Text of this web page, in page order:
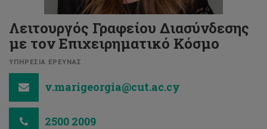
Λειτουργός Γραφείου Διασύνδεσης
με τον Επιχειρηματικό Κόσμο
ΥΠΗΡΕΣΙΑ ΕΡΕΥΝΑΣ
v.marigeorgia@cut.ac.cy
2500 2009